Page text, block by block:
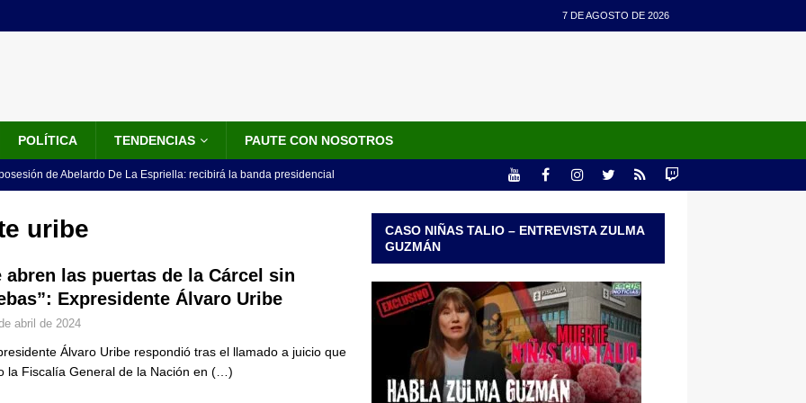
7 DE AGOSTO DE 2026
POLÍTICA TENDENCIAS PAUTE CON NOSOTROS
de Abelardo De La Espriella: recibirá la banda presidencial
no asistirá a la posesión de Abelardo de la Espriella y llama a
LO ÚLTIMO
de la banda presidencial que portará Abelardo De La
de un sastre colombiano reconocido en el mundo
Fiscalía amplía investigación por presunto lavado de activos y
uribe
abren las puertas de la Cárcel sin
Expresidente Álvaro Uribe
abril de 2024
Álvaro Uribe respondió tras el llamado a juicio que
la Fiscalía General de la Nación en (…)
CASO NIÑAS TALIO – ENTREVISTA ZULMA
GUZMÁN